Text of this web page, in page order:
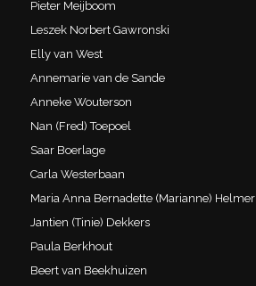
Pieter Meijboom
Leszek Norbert Gawronski
Elly van West
Annemarie van de Sande
Anneke Wouterson
Nan (Fred) Toepoel
Saar Boerlage
Carla Westerbaan
Maria Anna Bernadette (Marianne) Helmer
Jantien (Tinie) Dekkers
Paula Berkhout
Beert van Beekhuizen